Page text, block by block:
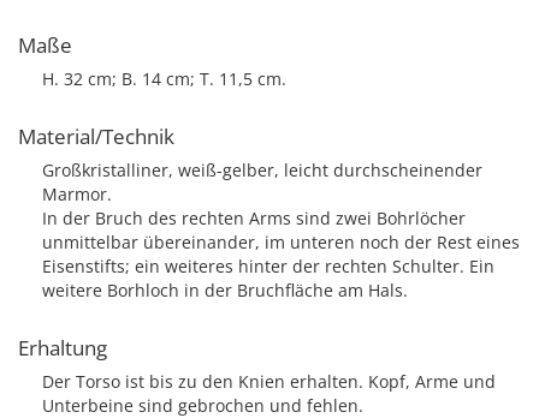
Maße
H. 32 cm; B. 14 cm; T. 11,5 cm.
Material/Technik
Großkristalliner, weiß-gelber, leicht durchscheinender
Marmor.
In der Bruch des rechten Arms sind zwei Bohrlöcher
unmittelbar übereinander, im unteren noch der Rest eines
Eisenstifts; ein weiteres hinter der rechten Schulter. Ein
weitere Borhloch in der Bruchfläche am Hals.
Erhaltung
Der Torso ist bis zu den Knien erhalten. Kopf, Arme und
Unterbeine sind gebrochen und fehlen.